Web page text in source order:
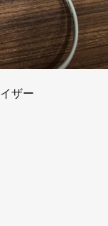
ザー